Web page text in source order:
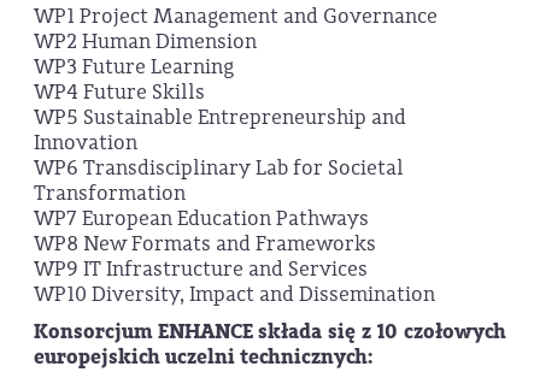
WP1 Project Management and Governance
WP2 Human Dimension
WP3 Future Learning
WP4 Future Skills
WP5 Sustainable Entrepreneurship and
Innovation
WP6 Transdisciplinary Lab for Societal
Transformation
WP7 European Education Pathways
WP8 New Formats and Frameworks
WP9 IT Infrastructure and Services
WP10 Diversity, Impact and Dissemination
Konsorcjum ENHANCE składa się z 10 czołowych
europejskich uczelni technicznych: